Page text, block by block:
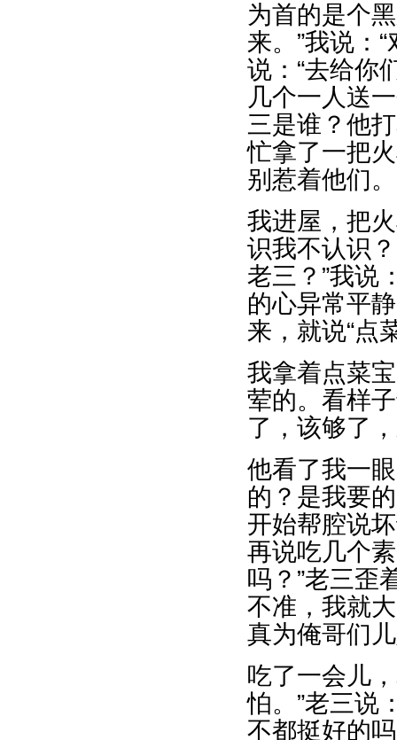
为首的是个
来。”我说：
说：“去给你
几个一人送
三是谁？他
忙拿了一把
别惹着他们。
我进屋，把
识我不认识
老三？”我说
的心异常平
来，就说“点
我拿着点菜
荤的。看样
了，该够了
他看了我一
的？是我要
开始帮腔说
再说吃几个
吗？”老三歪
不准，我就
真为俺哥们
吃了一会儿
怕。”老三说
不都挺好的